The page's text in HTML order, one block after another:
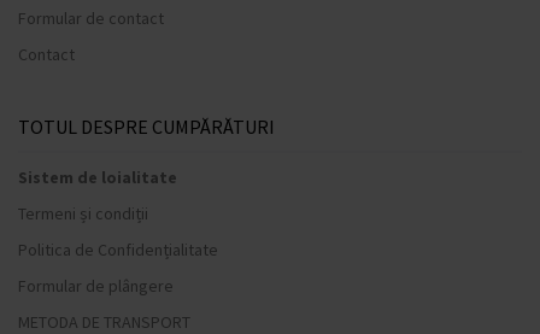
Formular de contact
Contact
TOTUL DESPRE CUMPĂRĂTURI
Sistem de loialitate
Termeni și condiții
Politica de Confidențialitate
Formular de plângere
METODA DE TRANSPORT